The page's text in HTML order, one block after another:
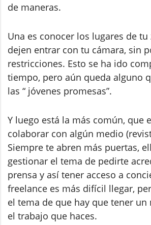
de maneras.
Una es conocer los lugares de
dejen entrar con tu cámara, sin
restricciones. Esto se ha ido
tiempo, pero aún queda alguno
las “ jóvenes promesas”.
Y luego está la más común, que
colaborar con algún medio
Siempre te abren más puertas,
gestionar el tema de pedirte
prensa y así tener acceso a
freelance es más difícil llegar,
el tema de que hay que tener
el trabajo que haces.